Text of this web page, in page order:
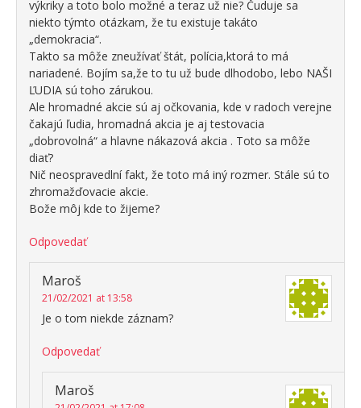
výkriky a toto bolo možné a teraz už nie? Čuduje sa
niekto týmto otázkam, že tu existuje takáto
„demokracia“.
Takto sa môže zneužívať štát, polícia,ktorá to má
nariadené. Bojím sa,že to tu už bude dlhodobo, lebo NAŠI
ĽUDIA sú toho zárukou.
Ale hromadné akcie sú aj očkovania, kde v radoch verejne
čakajú ľudia, hromadná akcia je aj testovacia
„dobrovolná“ a hlavne nákazová akcia . Toto sa môže
diať?
Nič neospravedlní fakt, že toto má iný rozmer. Stále sú to
zhromažďovacie akcie.
Bože môj kde to žijeme?
Odpovedať
Maroš
21/02/2021 at 13:58
Je o tom niekde záznam?
Odpovedať
Maroš